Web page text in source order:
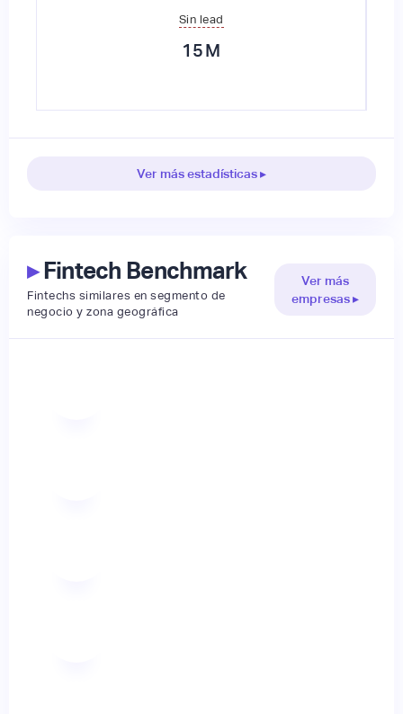
Sin lead
15M
Ver más estadísticas ▸
▸Fintech Benchmark
Fintechs similares en segmento de
negocio y zona geográfica
Ver más
empresas ▸